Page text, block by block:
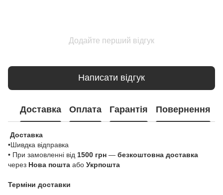
Додайте перший відгук
Написати відгук
Доставка Оплата Гарантія Повернення
Доставка
•Шивдка відправка
• При замовленні від 1500 грн — безкоштовна доставка
через Нова пошта або Укрпошта
Терміни доставки